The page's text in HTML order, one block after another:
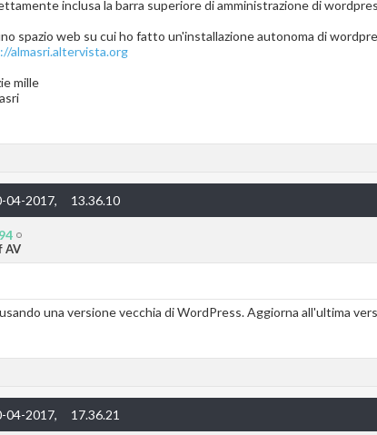
inclusa la barra superiore di amministrazione di
spazio web su cui ho fatto un'installazione autonoma di
almasri.altervista.org
mille
04-2017, 13.36.10
AV
una versione vecchia di WordPress. Aggiorna all'ultima
04-2017, 17.36.21